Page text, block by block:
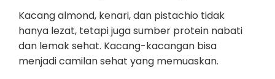
Kacang almond, kenari, dan pistachio tidak
hanya lezat, tetapi juga sumber protein nabati
dan lemak sehat. Kacang-kacangan bisa
menjadi camilan sehat yang memuaskan.